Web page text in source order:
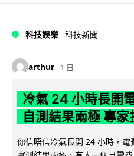
科技娛樂 科技新聞
arthur 1 日
冷氣 24 小時長開
自測結果兩極 專
你信唔信冷氣長開 24 小時，